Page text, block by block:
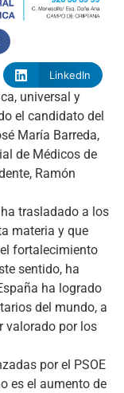
LinkedIn
universal y
el candidato del
María Barreda,
de Médicos de
Ramón
trasladado a los
materia y que
fortalecimiento
sentido, ha
ha logrado
del mundo, a
valorado por los
por el PSOE
es el aumento de